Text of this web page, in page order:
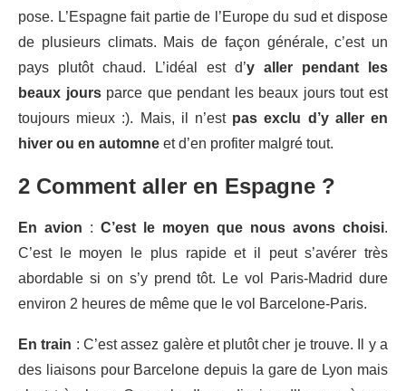
pose. L’Espagne fait partie de l’Europe du sud et dispose
de plusieurs climats. Mais de façon générale, c’est un
pays plutôt chaud. L’idéal est d’y aller pendant les
beaux joursparce que pendant les beaux jours tout est
toujours mieux :). Mais, il n’est pas exclu d’y aller en
hiver ou en automne et d’en profiter malgré tout.
2 Comment aller en Espagne ?
En avion : C’est le moyen que nous avons choisi.
C’est le moyen le plus rapide et il peut s’avérer très
abordable si on s’y prend tôt. Le vol Paris-Madrid dure
environ 2 heures de même que le vol Barcelone-Paris.
En train : C’est assez galère et plutôt cher je trouve. Il y a
des liaisons pour Barcelone depuis la gare de Lyon mais